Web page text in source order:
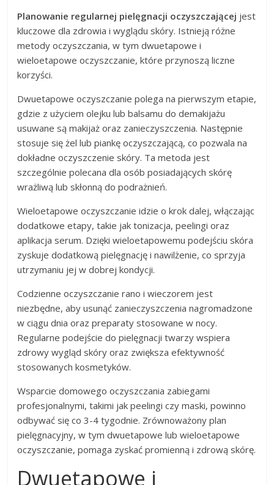
Planowanie regularnej pielęgnacji oczyszczającej jest
kluczowe dla zdrowia i wyglądu skóry. Istnieją różne
metody oczyszczania, w tym dwuetapowe i
wieloetapowe oczyszczanie, które przynoszą liczne
korzyści.
Dwuetapowe oczyszczanie polega na pierwszym etapie,
gdzie z użyciem olejku lub balsamu do demakijażu
usuwane są makijaż oraz zanieczyszczenia. Następnie
stosuje się żel lub piankę oczyszczającą, co pozwala na
dokładne oczyszczenie skóry. Ta metoda jest
szczególnie polecana dla osób posiadających skórę
wrażliwą lub skłonną do podrażnień.
Wieloetapowe oczyszczanie idzie o krok dalej, włączając
dodatkowe etapy, takie jak tonizacja, peelingi oraz
aplikacja serum. Dzięki wieloetapowemu podejściu skóra
zyskuje dodatkową pielęgnację i nawilżenie, co sprzyja
utrzymaniu jej w dobrej kondycji.
Codzienne oczyszczanie rano i wieczorem jest
niezbędne, aby usunąć zanieczyszczenia nagromadzone
w ciągu dnia oraz preparaty stosowane w nocy.
Regularne podejście do pielęgnacji twarzy wspiera
zdrowy wygląd skóry oraz zwiększa efektywność
stosowanych kosmetyków.
Wsparcie domowego oczyszczania zabiegami
profesjonalnymi, takimi jak peelingi czy maski, powinno
odbywać się co 3-4 tygodnie. Zrównoważony plan
pielęgnacyjny, w tym dwuetapowe lub wieloetapowe
oczyszczanie, pomaga zyskać promienną i zdrową skórę.
Dwuetapowe i